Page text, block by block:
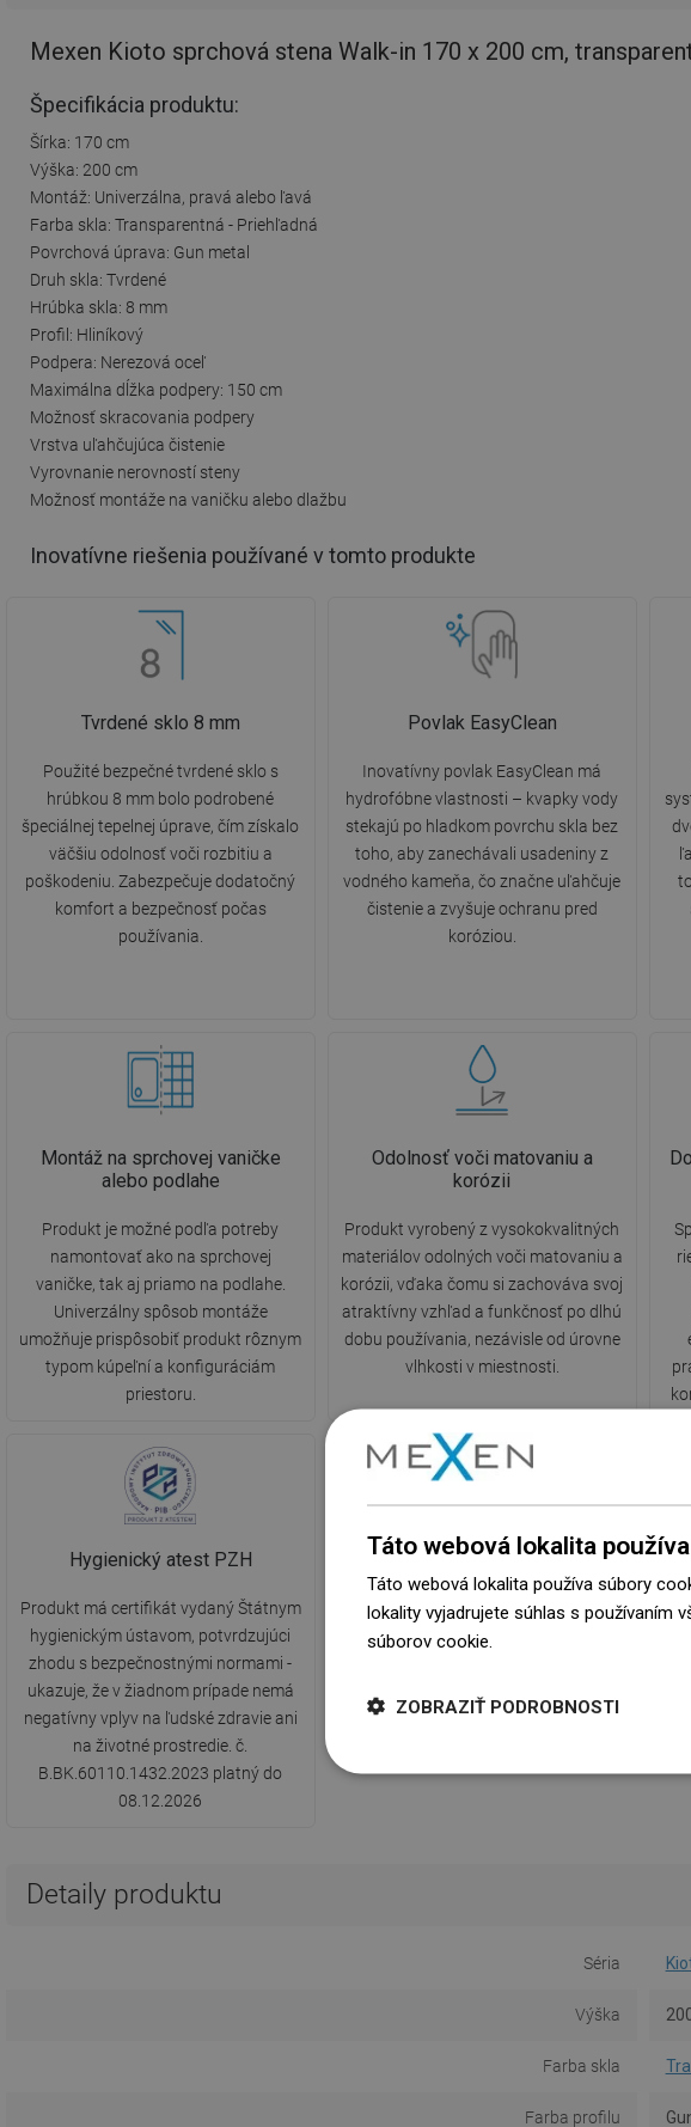
Mexen Kioto sprchová stena Walk-in 170 x 200 cm,
Špecifikácia produktu:
Šírka: 170 cm
Výška: 200 cm
Montáž: Univerzálna, pravá alebo ľavá
Farba skla: Transparentná - Priehľadná
Povrchová úprava: Gun metal
Druh skla: Tvrdené
Hrúbka skla: 8 mm
Profil: Hliníkový
Podpera: Nerezová oceľ
Maximálna dĺžka podpery: 150 cm
Možnosť skracovania podpery
Vrstva uľahčujúca čistenie
Vyrovnanie nerovností steny
Možnosť montáže na vaničku alebo dlažbu
Inovatívne riešenia používané v tomto produkte
Tvrdené sklo 8 mm
Použité bezpečné tvrdené sklo s
hrúbkou 8 mm bolo podrobené
špeciálnej tepelnej úprave, čím získalo
väčšiu odolnosť voči rozbitiu a
poškodeniu. Zabezpečuje dodatočný
komfort a bezpečnosť počas
používania.
Povlak EasyClean
Inovatívny povlak EasyClean má
hydrofóbne vlastnosti – kvapky vody
stekajú po hladkom povrchu skla bez
toho, aby zanechávali usadeniny z
vodného kameňa, čo značne uľahčuje
čistenie a zvyšuje ochranu pred
koróziou.
Montáž na sprchovej vaničke
alebo podlahe
Produkt je možné podľa potreby
namontovať ako na sprchovej
vaničke, tak aj priamo na podlahe.
Univerzálny spôsob montáže
umožňuje prispôsobiť produkt rôznym
typom kúpeľní a konfiguráciám
priestoru.
Odolnosť voči matovaniu a
korózii
Produkt vyrobený z vysokokvalitných
materiálov odolných voči matovaniu a
korózii, vďaka čomu si zachováva svoj
atraktívny vzhľad a funkčnosť po dlhú
dobu používania, nezávisle od úrovne
vlhkosti v miestnosti.
Hygienický atest PZH
Produkt má certifikát vydaný Štátnym
hygienickým ústavom, potvrdzujúci
zhodu s bezpečnostnými normami -
ukazuje, že v žiadnom prípade nemá
negatívny vplyv na ľudské zdravie ani
na životné prostredie. č.
B.BK.60110.1432.2023 platný do
08.12.2026
Detaily produktu
Séria
Výška
Farba skla
Farba profilu
Táto webová lokalita
Táto webová lokalita používa súbory
lokality vyjadrujete súhlas s používaním
súborov cookie.
ZOBRAZIŤ PODROBNOSTI